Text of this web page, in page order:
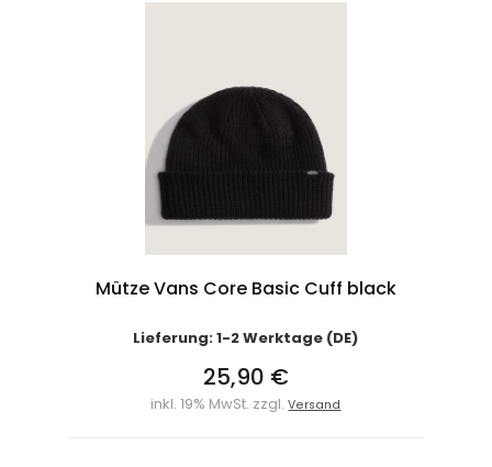
Mütze Vans Core Basic Cuff black
Lieferung: 1-2 Werktage (DE)
25,90 €
inkl. 19% MwSt. zzgl.Versand